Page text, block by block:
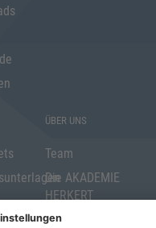
ÜBER UNS
Team
Die AKADEMIE
HERKERT
FORUM VERLAG